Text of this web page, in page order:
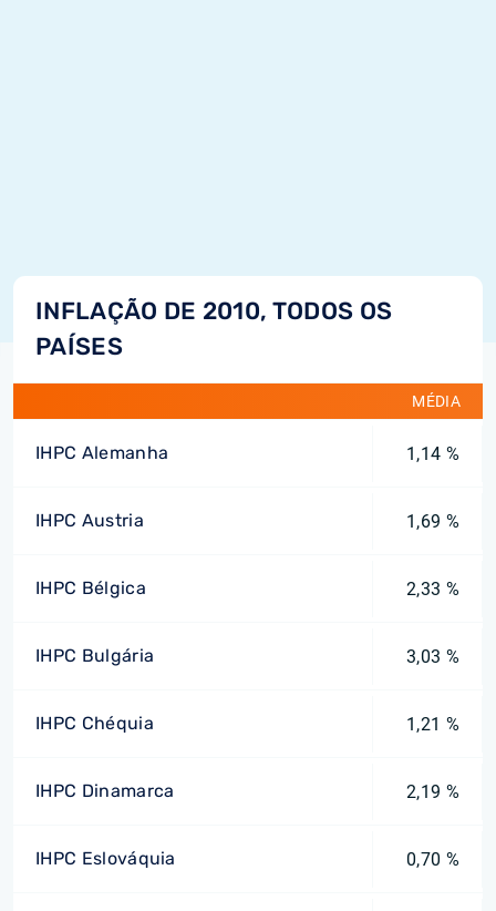
INFLAÇÃO DE 2010, TODOS OS
PAÍSES
MÉDIA
IHPC Alemanha 1,14 %
IHPC Austria 1,69 %
IHPC Bélgica 2,33 %
IHPC Bulgária 3,03 %
IHPC Chéquia 1,21 %
IHPC Dinamarca 2,19 %
IHPC Eslováquia 0,70 %